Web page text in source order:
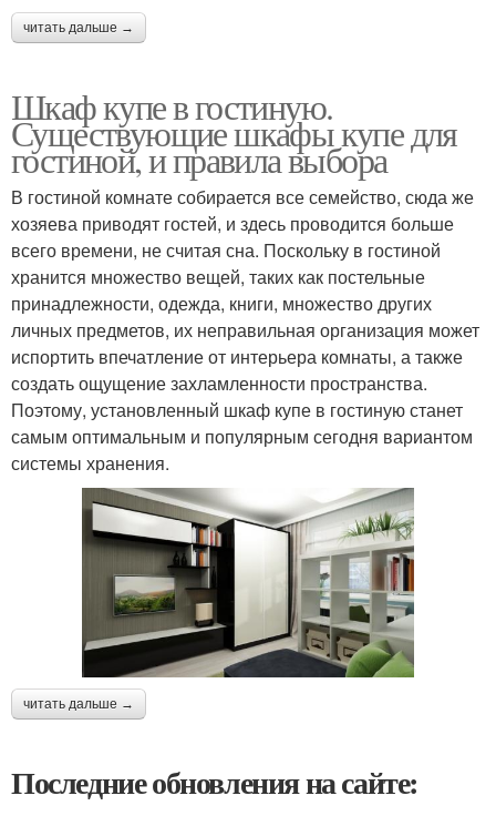
читать дальше →
Шкаф купе в гостиную.
Существующие шкафы купе для
гостиной, и правила выбора
В гостиной комнате собирается все семейство, сюда же
хозяева приводят гостей, и здесь проводится больше
всего времени, не считая сна. Поскольку в гостиной
хранится множество вещей, таких как постельные
принадлежности, одежда, книги, множество других
личных предметов, их неправильная организация может
испортить впечатление от интерьера комнаты, а также
создать ощущение захламленности пространства.
Поэтому, установленный шкаф купе в гостиную станет
самым оптимальным и популярным сегодня вариантом
системы хранения.
читать дальше →
Последние обновления на сайте: